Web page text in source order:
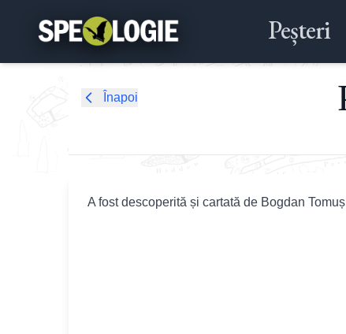
Peșteri
Înapoi
A fost descoperită și cartată de Bogdan